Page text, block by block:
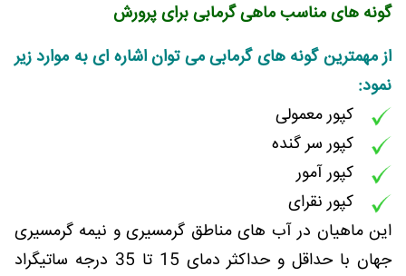
گونه های مناسب ماهی گرمابی برای پرورش
از مهمترین گونه های گرمابی می توان اشاره ای به موارد زیر
نمود:
کپور معمولی
کپور سر گنده
کپور آمور
کپور نقرای
این ماهیان در آب های مناطق گرمسیری و نیمه گرمسیری
جهان با حداقل و حداکثر دمای 15 تا 35 درجه ساتیگراد